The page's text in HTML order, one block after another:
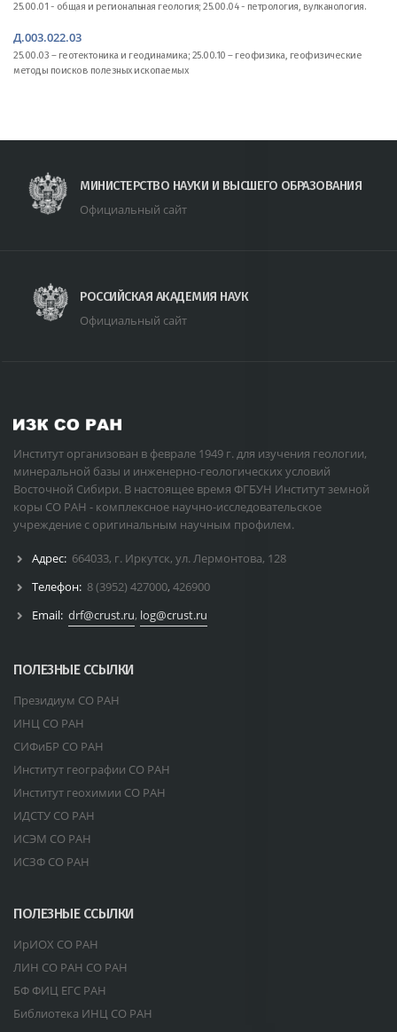
25.00.01 - общая и региональная геология; 25.00.04 - петрология, вулканология.
Д.003.022.03
25.00.03 – геотектоника и геодинамика; 25.00.10 – геофизика, геофизические
методы поисков полезных ископаемых
МИНИСТЕРСТВО НАУКИ И ВЫСШЕГО ОБРАЗОВАНИЯ
Официальный сайт
РОССИЙСКАЯ АКАДЕМИЯ НАУК
Официальный сайт
Институт организован в феврале 1949 г. для изучения геологии,
минеральной базы и инженерно-геологических условий
Восточной Сибири. В настоящее время ФГБУН Институт земной
коры СО РАН - комплексное научно-исследовательское
учреждение с оригинальным научным профилем.
Адрес: 664033, г. Иркутск, ул. Лермонтова, 128
Телефон: 8 (3952) 427000, 426900
Email: drf@crust.ru, log@crust.ru
ПОЛЕЗНЫЕ ССЫЛКИ
Президиум СО РАН
ИНЦ СО РАН
СИФиБР СО РАН
Институт географии СО РАН
Институт геохимии СО РАН
ИДСТУ СО РАН
ИСЭМ СО РАН
ИСЗФ СО РАН
ПОЛЕЗНЫЕ ССЫЛКИ
ИрИОХ СО РАН
ЛИН СО РАН СО РАН
БФ ФИЦ ЕГС РАН
Библиотека ИНЦ СО РАН